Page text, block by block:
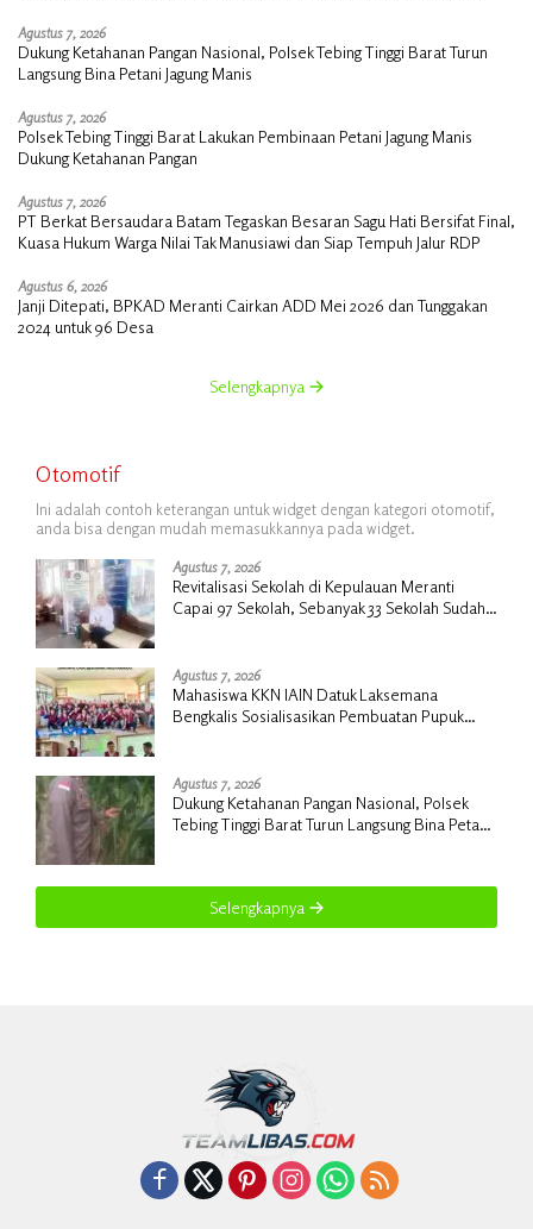
Agustus 7, 2026
Dukung Ketahanan Pangan Nasional, Polsek Tebing Tinggi Barat Turun
Langsung Bina Petani Jagung Manis
Agustus 7, 2026
Polsek Tebing Tinggi Barat Lakukan Pembinaan Petani Jagung Manis
Dukung Ketahanan Pangan
Agustus 7, 2026
PT Berkat Bersaudara Batam Tegaskan Besaran Sagu Hati Bersifat Final,
Kuasa Hukum Warga Nilai Tak Manusiawi dan Siap Tempuh Jalur RDP
Agustus 6, 2026
Janji Ditepati, BPKAD Meranti Cairkan ADD Mei 2026 dan Tunggakan
2024 untuk 96 Desa
Selengkapnya
Otomotif
Ini adalah contoh keterangan untuk widget dengan kategori otomotif,
anda bisa dengan mudah memasukkannya pada widget.
Agustus 7, 2026
Revitalisasi Sekolah di Kepulauan Meranti
Capai 97 Sekolah, Sebanyak 33 Sekolah Sudah
Agustus 7, 2026
Mahasiswa KKN IAIN Datuk Laksemana
Bengkalis Sosialisasikan Pembuatan Pupuk
Agustus 7, 2026
Dukung Ketahanan Pangan Nasional, Polsek
Tebing Tinggi Barat Turun Langsung Bina Petani
Selengkapnya